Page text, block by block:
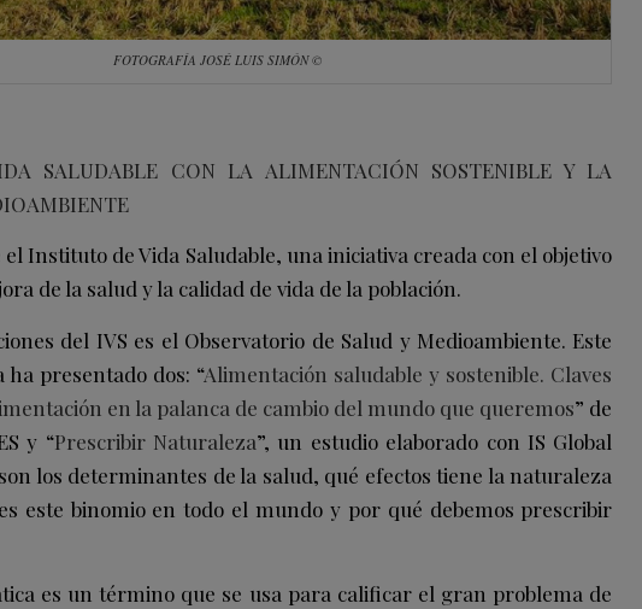
FOTOGRAFÍA JOSÉ LUIS SIMÓN ©
SALUDABLE CON LA ALIMENTACIÓN SOSTENIBLE Y LA
Instituto de Vida Saludable, una iniciativa creada con el objetivo
de la salud y la calidad de vida de la población.
del IVS es el Observatorio de Salud y Medioambiente. Este
presentado dos: “Alimentación saludable y sostenible. Claves
en la palanca de cambio del mundo que queremos” de
y “Prescribir Naturaleza”, un estudio elaborado con IS Global
los determinantes de la salud, qué efectos tiene la naturaleza
este binomio en todo el mundo y por qué debemos prescribir
es un término que se usa para calificar el gran problema de